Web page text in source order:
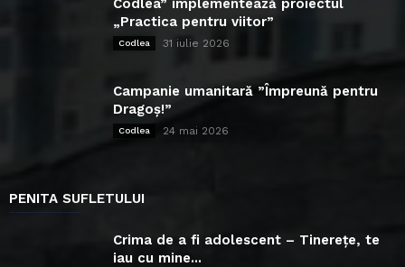
Codlea” implementează proiectul
„Practica pentru viitor”
Codlea 31 iulie 2026
Campanie umanitară ”Împreună pentru
Dragoș!”
Codlea 24 mai 2026
PENITA SUFLETULUI
Crima de a fi adolescent – Tinerețe, te
iau cu mine...